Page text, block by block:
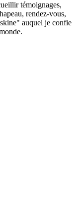
témoignages,
rendez-vous,
auquel je confie